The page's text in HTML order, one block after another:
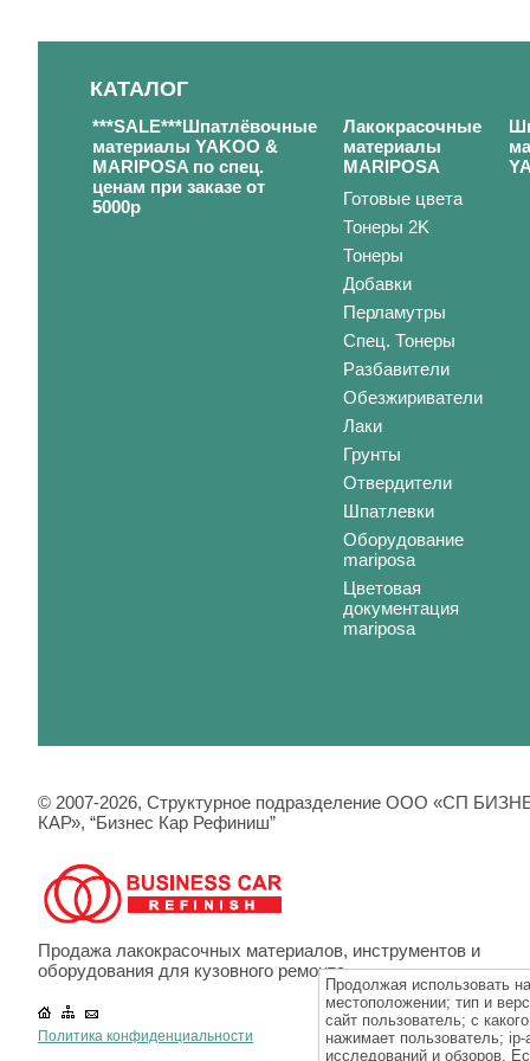
КАТАЛОГ
***SALE***Шпатлёвочные
материалы YAKOO &
MARIPOSA по спец.
ценам при заказе от
5000р
Лакокрасочные
материалы
MARIPOSA
Готовые цвета
Тонеры 2K
Тонеры
Добавки
Перламутры
Спец. Тонеры
Разбавители
Обезжириватели
Лаки
Грунты
Отвердители
Шпатлевки
Оборудование
mariposa
Цветовая
документация
mariposa
© 2007-2026, Cтруктурное подразделение ООО «СП
КАР», “Бизнес Кар Рефиниш”
Продажа лакокрасочных материалов, инструментов и
оборудования для кузовного ремонта.
Политика конфиденциальности
Продолжая использовать
местоположении; тип и
сайт пользователь; с
нажимает пользователь; ip-
исследований и обзоров.